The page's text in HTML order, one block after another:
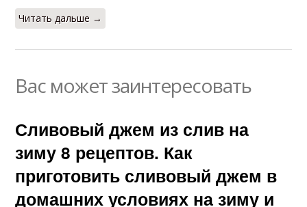
Читать дальше →
Вас может заинтересовать
Сливовый джем из слив на
зиму 8 рецептов. Как
приготовить сливовый джем в
домашних условиях на зиму и